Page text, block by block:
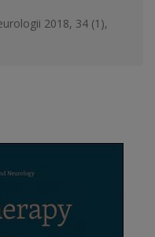
2018, 34 (1),